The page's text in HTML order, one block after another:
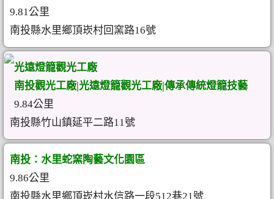
9.81公里
南投縣水里鄉頂崁村回窯路16號
光遠燈籠觀光工廠
南投觀光工廠|光遠燈籠觀光工廠|傳承傳統燈籠技藝
9.84公里
南投縣竹山鎮延平二路11號
南投：水里蛇窯陶藝文化園區
9.86公里
南投縣水里鄉頂崁村水信路一段512巷21號